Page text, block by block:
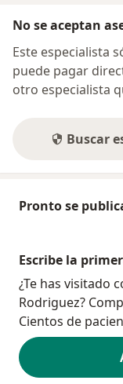
No se aceptan
Este especialista
puede pagar
otro especialista
Buscar
Pronto se
Escribe la
¿Te has visitado
Rodriguez?
Cientos de